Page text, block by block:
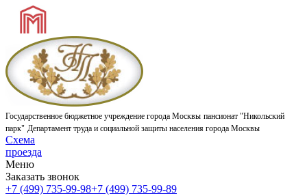
Государственное бюджетное учреждение города Москвы пансионат "Никольский
парк" Департамент труда и социальной защиты населения города Москвы
Схема
проезда
Меню
Заказать звонок
+7 (499) 735-99-98+7 (499) 735-99-89